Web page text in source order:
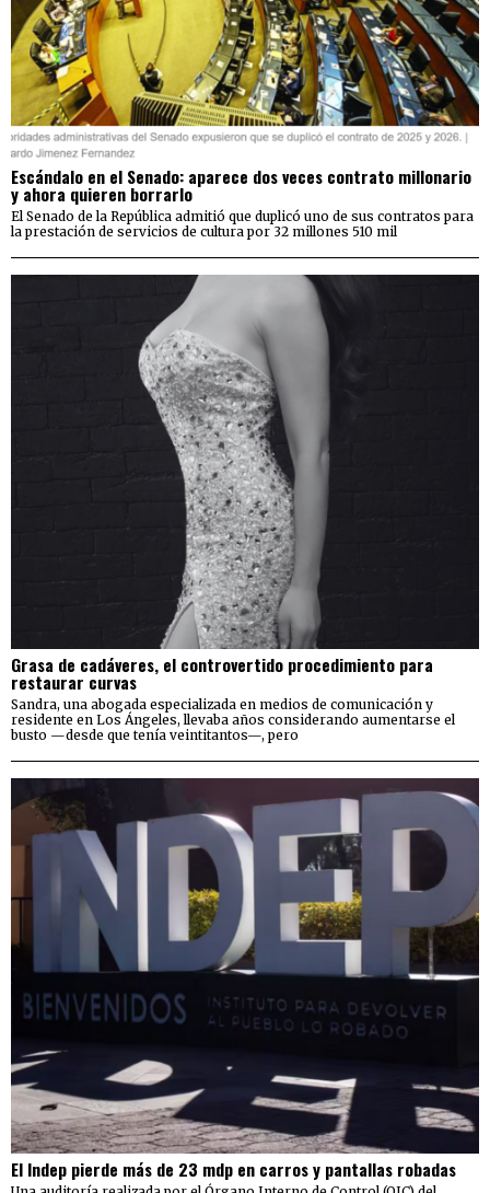
Escándalo en el Senado: aparece dos veces contrato millonario
y ahora quieren borrarlo
El Senado de la República admitió que duplicó uno de sus contratos para
la prestación de servicios de cultura por 32 millones 510 mil
Grasa de cadáveres, el controvertido procedimiento para
restaurar curvas
Sandra, una abogada especializada en medios de comunicación y
residente en Los Ángeles, llevaba años considerando aumentarse el
busto —desde que tenía veintitantos—, pero
El Indep pierde más de 23 mdp en carros y pantallas robadas